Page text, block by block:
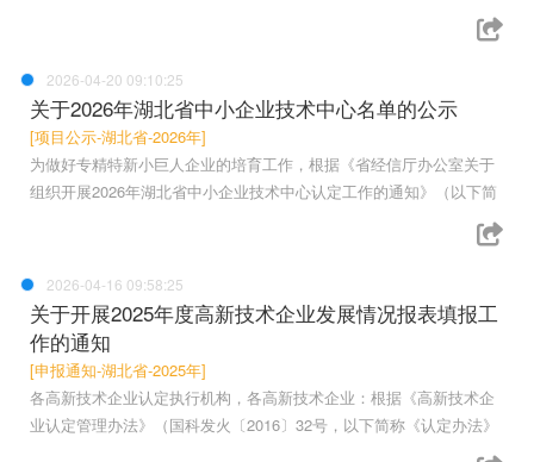
2026-04-20 09:10:25
关于2026年湖北省中小企业技术中心名单的公示
[项目公示-湖北省-2026年]
为做好专精特新小巨人企业的培育工作，根据《省经信厅办公室关于
组织开展2026年湖北省中小企业技术中心认定工作的通知》（以下简
2026-04-16 09:58:25
关于开展2025年度高新技术企业发展情况报表填报工
作的通知
[申报通知-湖北省-2025年]
各高新技术企业认定执行机构，各高新技术企业：根据《高新技术企
业认定管理办法》（国科发火〔2016〕32号，以下简称《认定办法》